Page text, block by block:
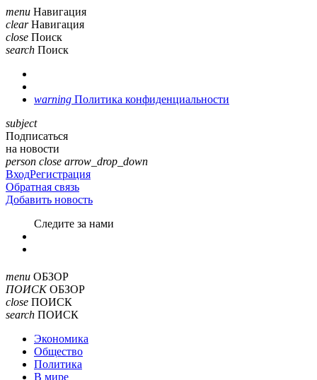
menu Навигация
clear Навигация
close Поиск
search Поиск
warning Политика конфиденциальности
subject
Подписаться
на новости
person close arrow_drop_down
ВходРегистрация
Обратная связь
Добавить новость
Cледите за нами
menu ОБЗОР
ПОИСК ОБЗОР
close ПОИСК
search ПОИСК
Экономика
Общество
Политика
В мире